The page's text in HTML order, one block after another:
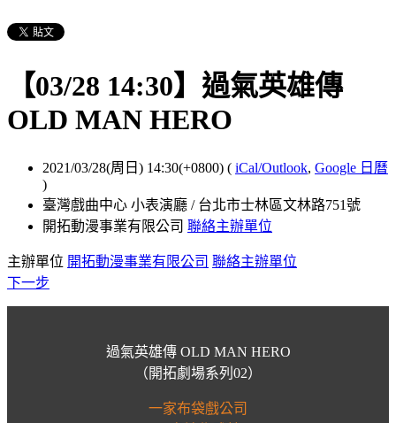
【03/28 14:30】過氣英雄傳
OLD MAN HERO
2021/03/28(周日) 14:30(+0800) ( iCal/Outlook, Google 日曆
)
臺灣戲曲中心 小表演廳 / 台北市士林區文林路751號
開拓動漫事業有限公司 聯絡主辦單位
主辦單位 開拓動漫事業有限公司 聯絡主辦單位
下一步
過氣英雄傳 OLD MAN HERO
（開拓劇場系列02）
一家布袋戲公司